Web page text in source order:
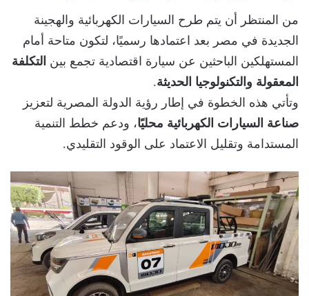
من المنتظر أن يتم طرح السيارات الكهربائية والهجينة
الجديدة في مصر بعد اعتمادها رسميًا، لتكون متاحة أمام
المستهلكين الباحثين عن سيارة اقتصادية تجمع بين التكلفة
المعقولة والتكنولوجيا الحديثة.
وتأتي هذه الخطوة في إطار رؤية الدولة المصرية لتعزيز
صناعة السيارات الكهربائية محليًا، ودعم خطط التنمية
المستدامة وتقليل الاعتماد على الوقود التقليدي.